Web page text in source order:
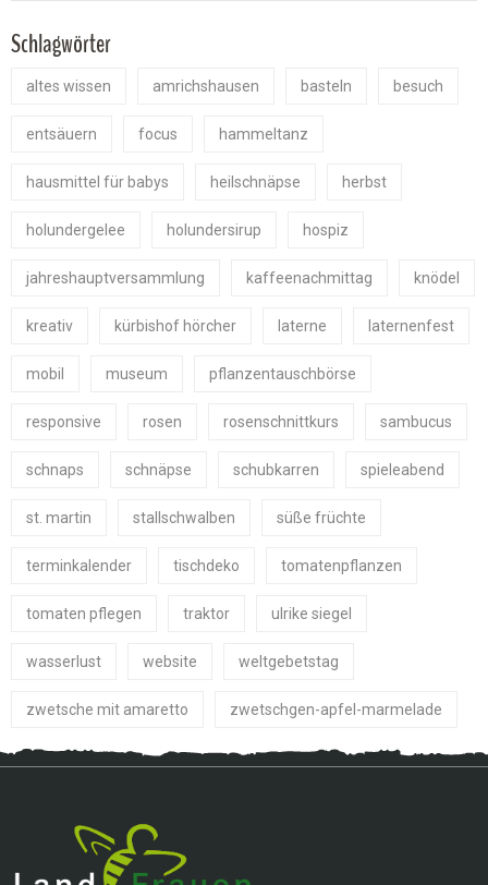
Schlagwörter
altes wissen amrichshausen basteln besuch
entsäuern focus hammeltanz
hausmittel für babys heilschnäpse herbst
holundergelee holundersirup hospiz
jahreshauptversammlung kaffeenachmittag knödel
kreativ kürbishof hörcher laterne laternenfest
mobil museum pflanzentauschbörse
responsive rosen rosenschnittkurs sambucus
schnaps schnäpse schubkarren spieleabend
st. martin stallschwalben süße früchte
terminkalender tischdeko tomatenpflanzen
tomaten pflegen traktor ulrike siegel
wasserlust website weltgebetstag
zwetsche mit amaretto zwetschgen-apfel-marmelade